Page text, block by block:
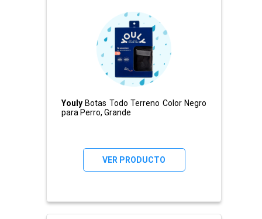
Youly Botas Todo Terreno Color Negro
para Perro, Grande
VER PRODUCTO